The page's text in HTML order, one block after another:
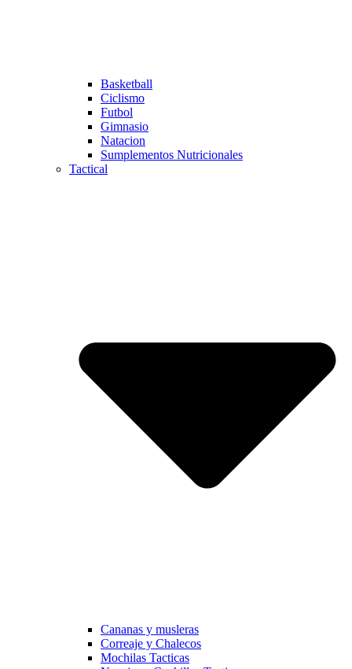
Basketball
Ciclismo
Futbol
Gimnasio
Natacion
Sumplementos Nutricionales
Tactical
Cananas y musleras
Correaje y Chalecos
Mochilas Tacticas